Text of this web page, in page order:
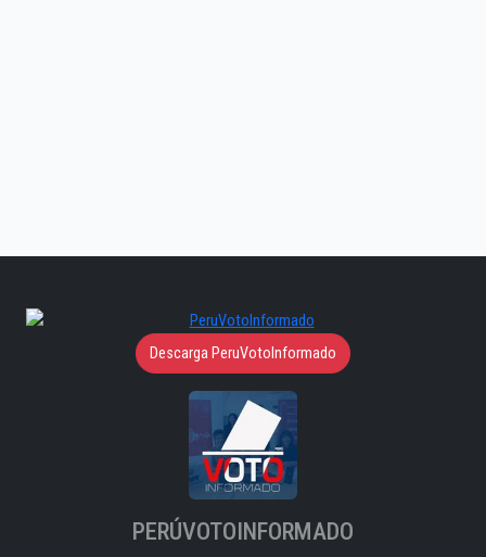
Descarga PeruVotoInformado
PERÚVOTOINFORMADO